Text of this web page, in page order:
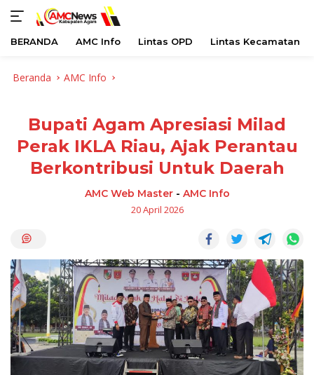
BERANDA AMC Info Lintas OPD Lintas Kecamatan
Beranda AMC Info
Bupati Agam Apresiasi Milad
Perak IKLA Riau, Ajak Perantau
Berkontribusi Untuk Daerah
AMC Web Master- AMC Info
20 April 2026